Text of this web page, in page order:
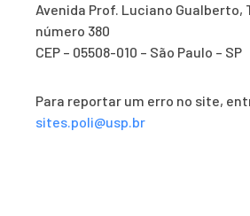
Avenida Prof. Luciano Gualberto,
número 380
CEP – 05508-010 – São Paulo – SP
Para reportar um erro no site,
sites.poli@usp.br